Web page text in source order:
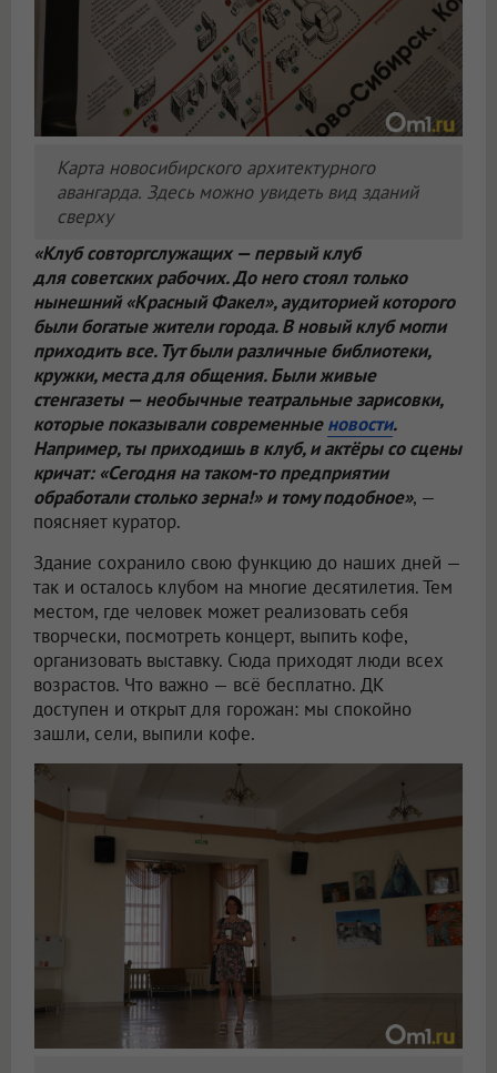
Карта новосибирского архитектурного
авангарда. Здесь можно увидеть вид зданий
сверху
«Клуб совторгслужащих — первый клуб
для советских рабочих. До него стоял только
нынешний «Красный Факел», аудиторией которого
были богатые жители города. В новый клуб могли
приходить все. Тут были различные библиотеки,
кружки, места для общения. Были живые
стенгазеты — необычные театральные зарисовки,
которые показывали современныеновости.
Например, ты приходишь в клуб, и актёры со сцены
кричат: «Сегодня на таком-то предприятии
обработали столько зерна!» и тому подобное», —
поясняет куратор.
Здание сохранило свою функцию до наших дней —
так и осталось клубом на многие десятилетия. Тем
местом, где человек может реализовать себя
творчески, посмотреть концерт, выпить кофе,
организовать выставку. Сюда приходят люди всех
возрастов. Что важно — всё бесплатно. ДК
доступен и открыт для горожан: мы спокойно
зашли, сели, выпили кофе.